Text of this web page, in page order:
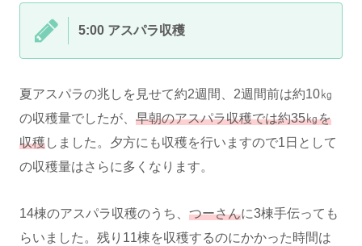
5:00 アスパラ収穫
夏アスパラの兆しを見せて約2週間、2週間前は約10㎏
の収穫量でしたが、 早朝のアスパラ収穫では約35㎏を
収穫しました。夕方にも収穫を行いますので1日として
の収穫量はさらに多くなります。
14棟のアスパラ収穫のうち、 つーさんに3棟手伝っても
らいました。残り11棟を収穫するのにかかった時間は